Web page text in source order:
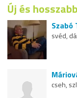
Új és
Szabó
svéd,
cseh,